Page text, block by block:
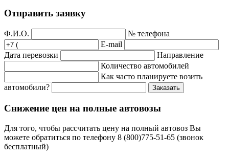
Отправить заявку
Ф.И.О.
№ телефона
E-mail
Дата перевозки
Направление
Количество автомобилей
Как часто планируете возить
автомобили?
Заказать
Снижение цен на полные автовозы
Для того, чтобы рассчитать цену на полный автовоз Вы
можете обратиться по телефону 8 (800)775-51-65 (звонок
бесплатный)